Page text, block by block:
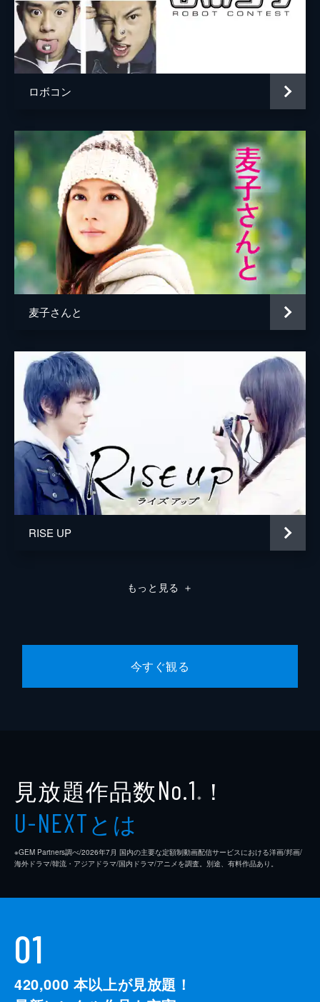
仲野茂
小野響子
神田幸助 泉谷しげる
脚本 坂東賢治
乙一
音楽 池頼広
ロボコン
麦子さんと
RISE UP
もっと見る ＋
今すぐ観る
見放題作品数No.1 ※ ！
U-NEXTとは
※GEM Partners調べ/2026年7⽉ 国内の主要な定額制動画配信サービスにおける洋画/邦画/
海外ドラマ/韓流・アジアドラマ/国内ドラマ/アニメを調査。別途、有料作品あり。
01
420,000 本以上が見放題！